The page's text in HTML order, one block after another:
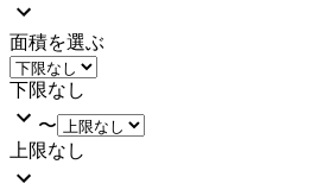
面積を選ぶ
下限なし
〜
上限なし